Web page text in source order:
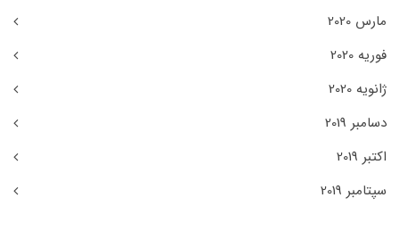
مارس 2020
فوریه 2020
ژانویه 2020
دسامبر 2019
اکتبر 2019
سپتامبر 2019